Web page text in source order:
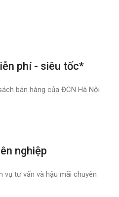
phí - siêu tốc*
bán hàng của ĐCN Hà Nội
nghiệp
tư vấn và hậu mãi chuyên